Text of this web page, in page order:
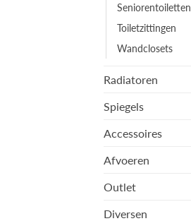
Seniorentoiletten
Toiletzittingen
Wandclosets
Radiatoren
Spiegels
Accessoires
Afvoeren
Outlet
Diversen